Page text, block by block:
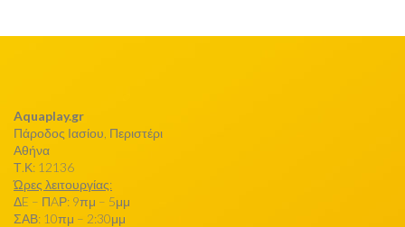
Aquaplay.gr
Πάροδος Ιασίου, Περιστέρι
Αθήνα
Τ.Κ: 12136
Ώρες λειτουργίας:
ΔE – ΠAΡ: 9πμ – 5μμ
ΣΑΒ: 10πμ – 2:30μμ